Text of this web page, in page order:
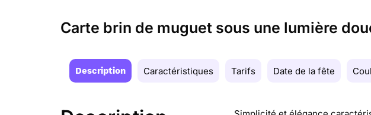
Carte brin de muguet sous une lumière
Description Caractéristiques Tarifs Date de la fête